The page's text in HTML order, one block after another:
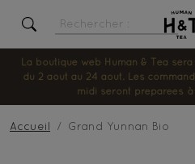
La boutique web Human & Tea
du 2 août au 24 août. Les
midi seront préparées à
Accueil Grand Yunnan Bio